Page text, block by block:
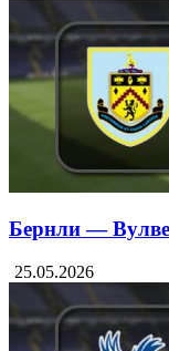
Бернли —
25.05.2026